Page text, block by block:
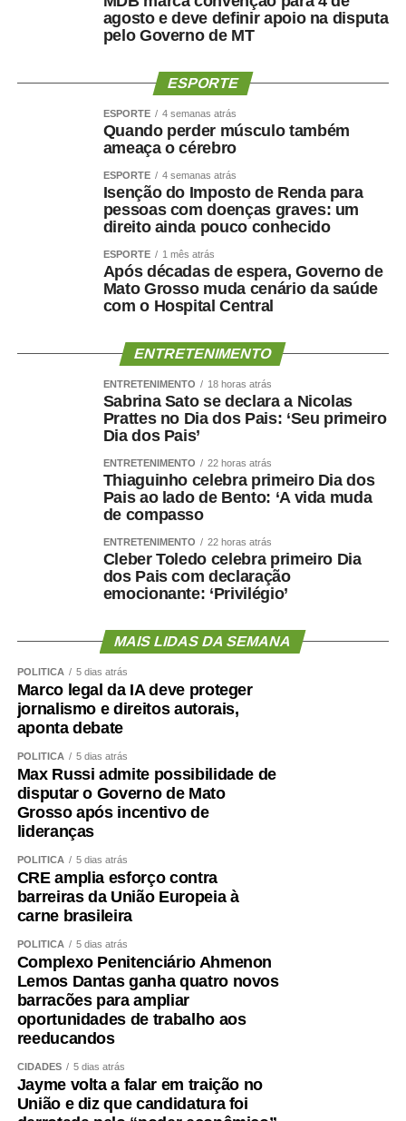
agosto e deve definir apoio na disputa
pelo Governo de MT
ESPORTE
ESPORTE 4 semanas atrás
Quando perder músculo também
ameaça o cérebro
ESPORTE 4 semanas atrás
Isenção do Imposto de Renda para
pessoas com doenças graves: um
direito ainda pouco conhecido
ESPORTE 1 mês atrás
Após décadas de espera, Governo de
Mato Grosso muda cenário da saúde
com o Hospital Central
ENTRETENIMENTO
ENTRETENIMENTO 18 horas atrás
Sabrina Sato se declara a Nicolas
Prattes no Dia dos Pais: ‘Seu primeiro
Dia dos Pais’
ENTRETENIMENTO 22 horas atrás
Thiaguinho celebra primeiro Dia dos
Pais ao lado de Bento: ‘A vida muda
de compasso
ENTRETENIMENTO 22 horas atrás
Cleber Toledo celebra primeiro Dia
dos Pais com declaração
emocionante: ‘Privilégio’
MAIS LIDAS DA SEMANA
POLÍTICA 5 dias atrás
Marco legal da IA deve proteger
jornalismo e direitos autorais,
aponta debate
POLÍTICA 5 dias atrás
Max Russi admite possibilidade de
disputar o Governo de Mato
Grosso após incentivo de
lideranças
POLÍTICA 5 dias atrás
CRE amplia esforço contra
barreiras da União Europeia à
carne brasileira
POLÍTICA 5 dias atrás
Complexo Penitenciário Ahmenon
Lemos Dantas ganha quatro novos
barracões para ampliar
oportunidades de trabalho aos
reeducandos
CIDADES 5 dias atrás
Jayme volta a falar em traição no
União e diz que candidatura foi